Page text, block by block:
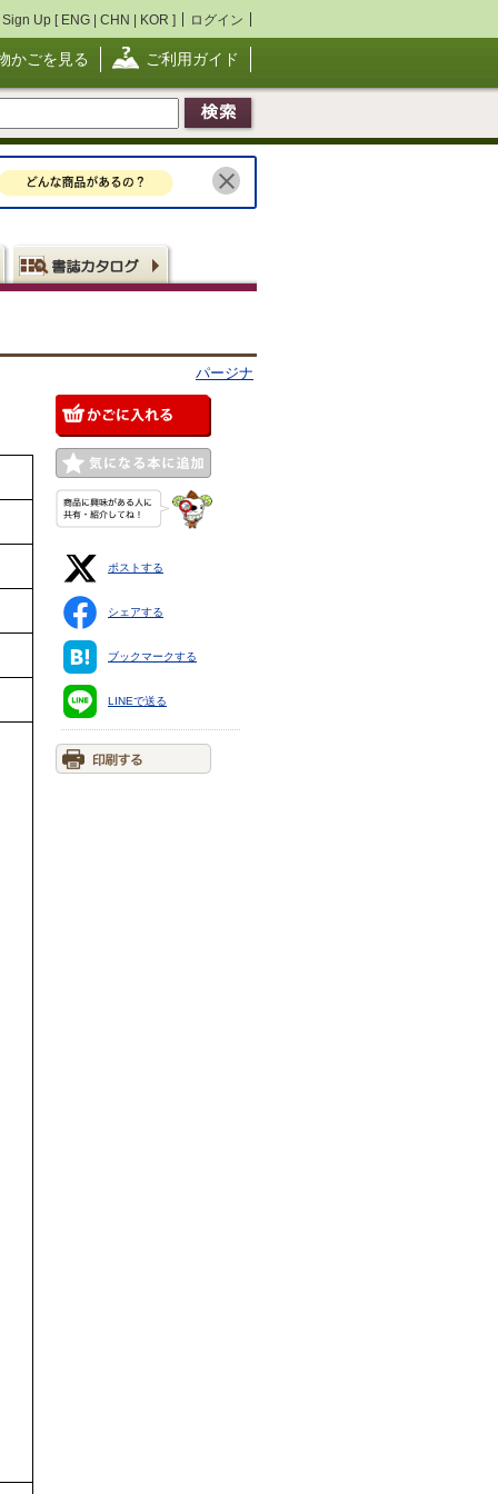
Sign Up [ ENG | CHN | KOR ] ログイン
かごを見る ご利用ガイド
パージナ
ポストする
シェアする
ブックマークする
LINEで送る